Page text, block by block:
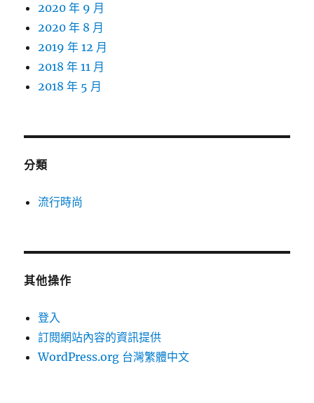
2020 年 9 月
2020 年 8 月
2019 年 12 月
2018 年 11 月
2018 年 5 月
分類
流行時尚
其他操作
登入
訂閱網站內容的資訊提供
WordPress.org 台灣繁體中文